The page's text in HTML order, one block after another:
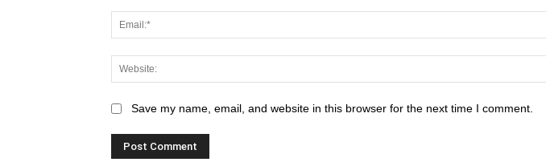
Save my name, email, and website in this browser for the next time I comment.